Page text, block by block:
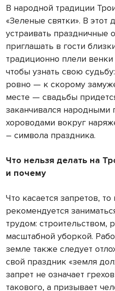
В народной традиции
«Зеленые святки». В этот
устраивать праздничные
приглашать в гости
традиционно плели
чтобы узнать свою
ровно — к скорому
месте — свадьбы
заканчивался народными
хороводами вокруг
– символа праздника.
Что нельзя делать на
и почему
Что касается запретов,
рекомендуется
трудом: строительством,
масштабной уборкой.
земле также следует
свой праздник «земля
запрет не означает
такового, а призывает